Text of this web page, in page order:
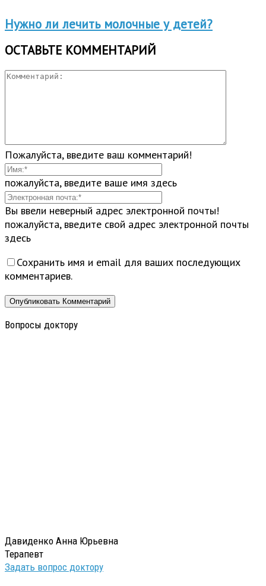
Нужно ли лечить молочные у детей?
ОСТАВЬТЕ КОММЕНТАРИЙ
Пожалуйста, введите ваш комментарий!
пожалуйста, введите ваше имя здесь
Вы ввели неверный адрес электронной почты!
пожалуйста, введите свой адрес электронной почты
здесь
Сохранить имя и email для ваших последующих
комментариев.
Вопросы доктору
Давиденко Анна Юрьевна
Терапевт
Задать вопрос доктору